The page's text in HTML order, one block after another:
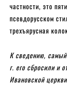
частности, это
псевдорусском
трехъярусная
К сведению,
г. его сбросили и
Ивановской